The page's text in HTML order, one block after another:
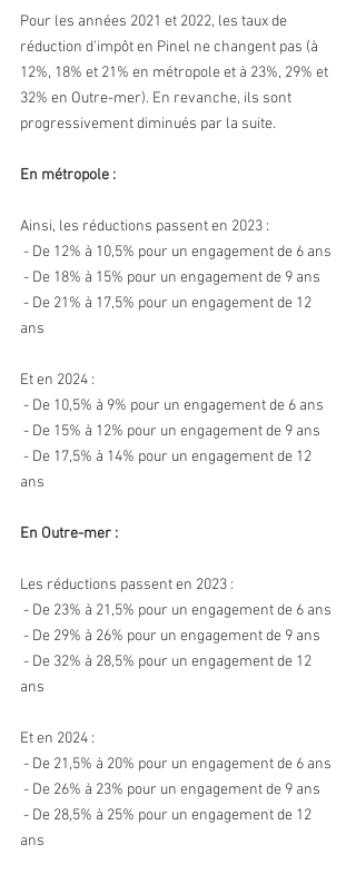
Pour les années 2021 et 2022, les taux de
réduction d'impôt en Pinel ne changent pas (à
12%, 18% et 21% en métropole et à 23%, 29% et
32% en Outre-mer). En revanche, ils sont
progressivement diminués par la suite.
En métropole :
Ainsi, les réductions passent en 2023 :
- De 12% à 10,5% pour un engagement de 6 ans
- De 18% à 15% pour un engagement de 9 ans
ans
Et en 2024 :
- De 10,5% à 9% pour un engagement de 6 ans
- De 15% à 12% pour un engagement de 9 ans
ans
En Outre-mer :
Les réductions passent en 2023 :
- De 23% à 21,5% pour un engagement de 6 ans
- De 29% à 26% pour un engagement de 9 ans
ans
Et en 2024 :
- De 21,5% à 20% pour un engagement de 6 ans
- De 26% à 23% pour un engagement de 9 ans
ans